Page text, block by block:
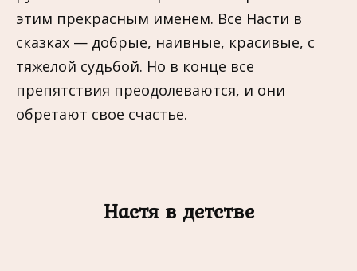
этим прекрасным именем. Все Насти в
сказках — добрые, наивные, красивые, с
тяжелой судьбой. Но в конце все
препятствия преодолеваются, и они
обретают свое счастье.
Настя в детстве